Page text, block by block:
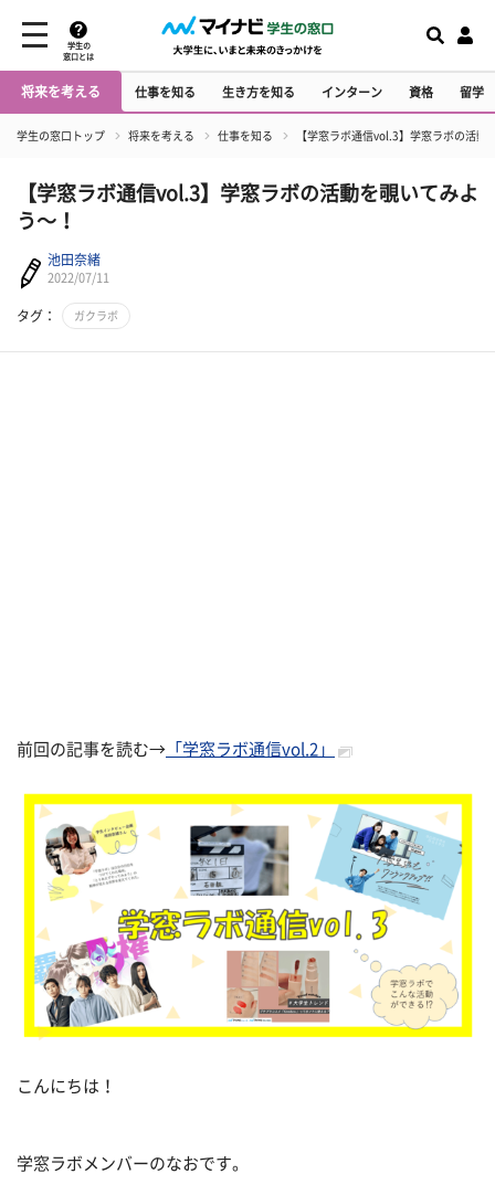
学生の
窓口とは
将来を考える 仕事を知る 生き方を知る インターン 資格 留学
学生の窓口トップ 将来を考える 仕事を知る 【学窓ラボ通信vol.3】学窓ラボの活動
【学窓ラボ通信vol.3】学窓ラボの活動を覗いてみよ
う～！
池田奈緒
2022/07/11
タグ： ガクラボ
前回の記事を読む→ 「学窓ラボ通信vol.2」
こんにちは！
学窓ラボメンバーのなおです。